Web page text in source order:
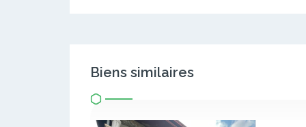
Biens similaires